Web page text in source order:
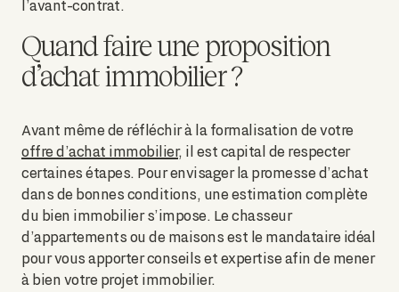
l’avant-contrat.
Quand faire une proposition
d’achat immobilier ?
Avant même de réfléchir à la formalisation de votre
offre d’achat immobilier, il est capital de respecter
certaines étapes. Pour envisager la promesse d’achat
dans de bonnes conditions, une estimation complète
du bien immobilier s’impose. Le chasseur
d’appartements ou de maisons est le mandataire idéal
pour vous apporter conseils et expertise afin de mener
à bien votre projet immobilier.